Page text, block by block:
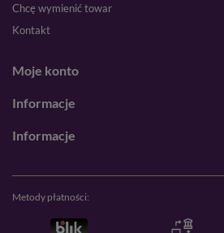
Chcę wymienić towar
Kontakt
Moje konto
Informacje
Informacje
Metody płatności: